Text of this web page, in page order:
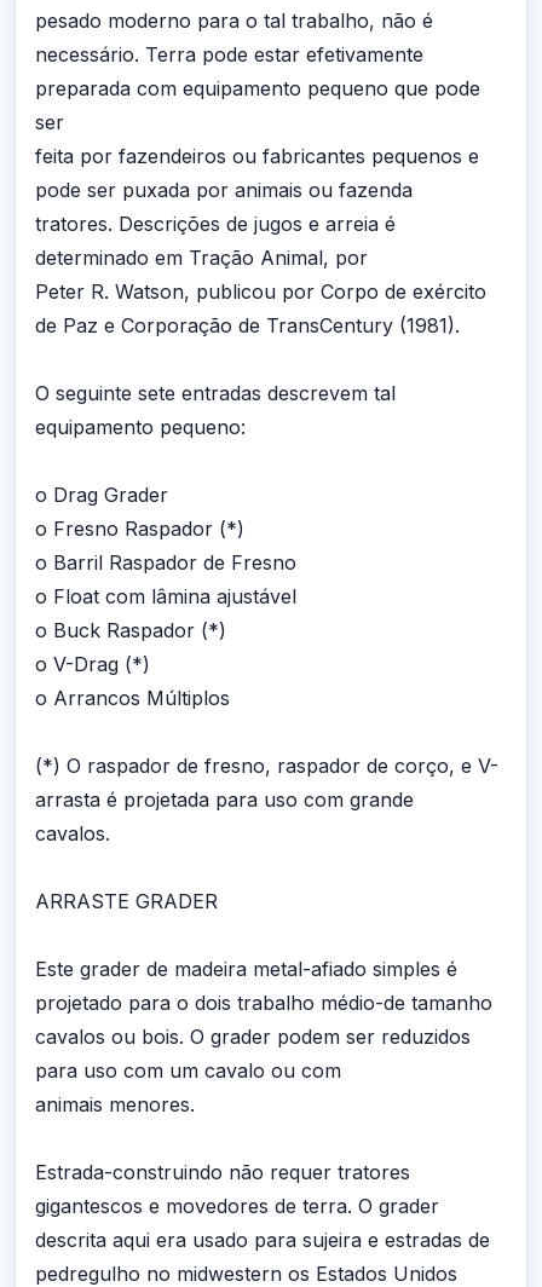
pesado moderno para o tal trabalho, não é
necessário. Terra pode estar efetivamente
preparada com equipamento pequeno que pode
ser
feita por fazendeiros ou fabricantes pequenos e
pode ser puxada por animais ou fazenda
tratores. Descrições de jugos e arreia é
determinado em Tração Animal, por
Peter R. Watson, publicou por Corpo de exército
de Paz e Corporação de TransCentury (1981).
O seguinte sete entradas descrevem tal
equipamento pequeno:
o Drag Grader
o Fresno Raspador (*)
o Barril Raspador de Fresno
o Float com lâmina ajustável
o Buck Raspador (*)
o V-Drag (*)
o Arrancos Múltiplos
(*) O raspador de fresno, raspador de corço, e V-
arrasta é projetada para uso com grande
cavalos.
ARRASTE GRADER
Este grader de madeira metal-afiado simples é
projetado para o dois trabalho médio-de tamanho
cavalos ou bois. O grader podem ser reduzidos
para uso com um cavalo ou com
animais menores.
Estrada-construindo não requer tratores
gigantescos e movedores de terra. O grader
descrita aqui era usado para sujeira e estradas de
pedregulho no midwestern os Estados Unidos